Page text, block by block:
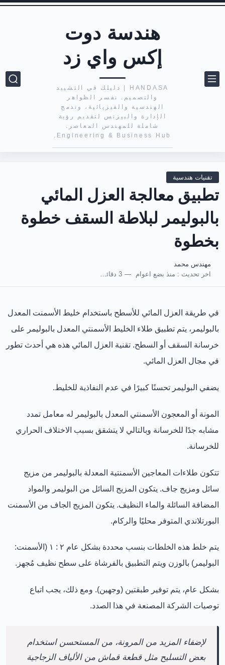
هندسة دوت
إكس واي زد
HANDASA | دليلك في التشييد
والتصميم. نفسر الظواهر
الهندسية والفيزيائية، وندمج
الإدارة والبيزنس لتقديم رؤية
شاملة للمهندس المعاصر.
Engineering & Business Hub.
تقنيات هندسية
تطبيق معالجة العزل المائي
بالبوليمر لبلاطة السقف خطوة
بخطوة
مهندس محمد
اخر تحديث : منذ بضع اعوام 3 دقائق للقراءة
في طريقة العزل المائي للأسطح باستخدام خليط الأسمنت المعدل
بالبوليمر، يتم تطبيق طلاء الخليط الأسمنتي المعدل بالبوليمر على
خرسانة السقف أو السطح. تقنية العزل المائي هذه هي أحدث تطور
في مجال العزل المائي.
يضفي البوليمر تحسنًا كبيرًا في عدم النفاذية للخليط.
المونة أو المعجون الأسمنتي المعدل بالبوليمر له معامل تمدد
مشابه جدًا للخرسانة وبالتالي لا يتشقق بسبب الاختلاف الحراري
للخرسانة.
تتكون طلاءات المعاجين الأسمنتية المعدلة بالبوليمر من مزيج
سائل ومزيج جاف. يتكون المزيج السائل من البوليمر والمواد
المضافة السائلة والماء النظيف. يتكون المزيج الجاف من الأسمنت
البورتلاندي المتوفر محليًا والركام.
يتم خلط هذه الخلطات بنسب محددة بشكل عام ٢ : ١ (الأسمنت:
البوليمر) بالوزن ويتم التطبيق بالفرشاة على سطح نظيف مُجهز.
بشكل عام، يتم توفير طبقتين (وجهين). ومع ذلك، يجب اتباع
توصيات الشركة المصنعة في هذا الصدد.
لإضفاء المزيد من المرونة، من المستحسن استخدام
بعض التسليح مثل قطعة قماش من الألياف الزجاجية